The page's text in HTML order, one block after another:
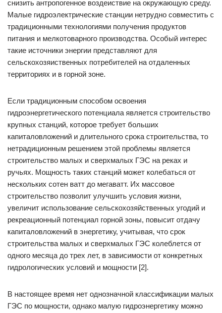
снизить антропогенное воздеиствие на окружающую среду.
Малые гидроэлектрические станции нетрудно совместить с
традиционными технологиями получения продуктов
питания и мелкотоварного производства. Особый интерес
такие источники энергии представляют для
сельскохозяиственных потребителей на отдаленных
территориях и в горной зоне.
Если традиционным способом освоения
гидроэнергетического потенциала является строительство
крупных станций, которое требует больших
капиталовложений и длительного срока строительства, то
нетрадиционным решением этой проблемы является
строительство малых и сверхмалых ГЭС на реках и
ручьях. Мощность таких станций может колебаться от
нескольких сотен ватт до мегаватт. Их массовое
строительство позволит улучшить условия жизни,
увеличит использование сельскохозяйственных угодий и
рекреационный потенциал горной зоны, повысит отдачу
капиталовложений в энергетику, учитывая, что срок
строительства малых и сверхмалых ГЭС колеблется от
одного месяца до трех лет, в зависимости от конкретных
гидрологических условий и мощности [2].
В настоящее время нет однозначной классификации малых
ГЭС по мощности, однако малую гидроэнергетику можно